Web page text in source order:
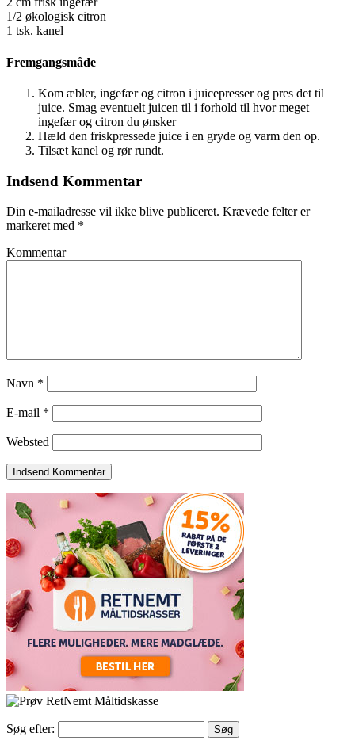
1/2 økologisk citron
1 tsk. kanel
Fremgangsmåde
Kom æbler, ingefær og citron i juicepresser og pres det til
juice. Smag eventuelt juicen til i forhold til hvor meget
ingefær og citron du ønsker
Hæld den friskpressede juice i en gryde og varm den op.
Tilsæt kanel og rør rundt.
Indsend Kommentar
Din e-mailadresse vil ikke blive publiceret. Krævede felter er
markeret med *
Kommentar
Navn *
E-mail *
Websted
Søg efter: